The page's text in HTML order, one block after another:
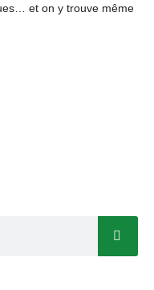
et on y trouve même